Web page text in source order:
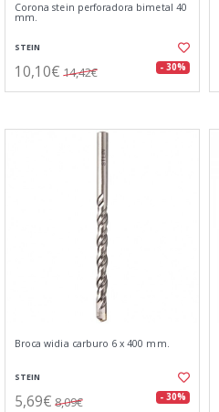
Corona stein perforadora bimetal 40
mm.
STEIN
10,10€ 14,42€ - 30%
Broca widia carburo 6 x 400 mm.
STEIN
5,69€ 8,09€ - 30%